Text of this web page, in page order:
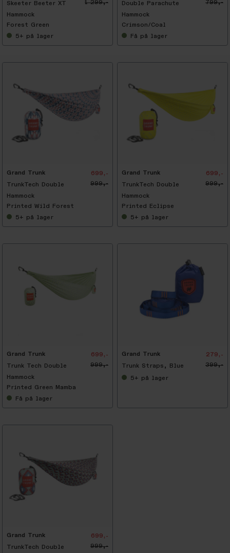
Skeeter Beeter XT
Hammock
1 299,-
Forest Green
5+ på lager
Double Parachute
Hammock
799,-
Crimson/Coal
Få på lager
Grand Trunk
TrunkTech Double
Hammock
699,-
999,-
Printed Wild Forest
5+ på lager
Grand Trunk
TrunkTech Double
Hammock
699,-
999,-
Printed Eclipse
5+ på lager
Grand Trunk
Trunk Tech Double
Hammock
699,-
999,-
Printed Green Mamba
Få på lager
Grand Trunk
Trunk Straps, Blue
279,-
399,-
5+ på lager
Grand Trunk
TrunkTech Double
699,-
999,-